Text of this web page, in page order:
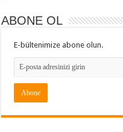
ABONE OL
E-bültenimize abone olun.